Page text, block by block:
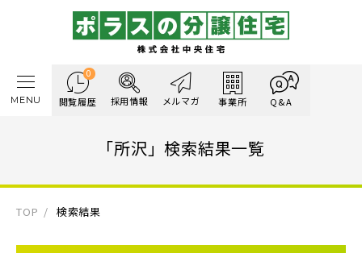
0
閲覧履歴 採用情報 メルマガ 事業所 Q&A
MENU
「所沢」検索結果一覧
TOP 検索結果